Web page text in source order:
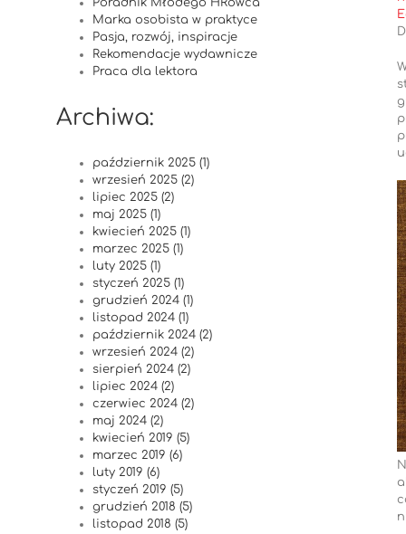
Poradnik Młodego HRowca
Marka osobista w praktyce
Pasja, rozwój, inspiracje
Rekomendacje wydawnicze
Praca dla lektora
Archiwa:
październik 2025 (1)
wrzesień 2025 (2)
lipiec 2025 (2)
maj 2025 (1)
kwiecień 2025 (1)
marzec 2025 (1)
luty 2025 (1)
styczeń 2025 (1)
grudzień 2024 (1)
listopad 2024 (1)
październik 2024 (2)
wrzesień 2024 (2)
sierpień 2024 (2)
lipiec 2024 (2)
czerwiec 2024 (2)
maj 2024 (2)
kwiecień 2019 (5)
marzec 2019 (6)
luty 2019 (6)
styczeń 2019 (5)
grudzień 2018 (5)
listopad 2018 (5)